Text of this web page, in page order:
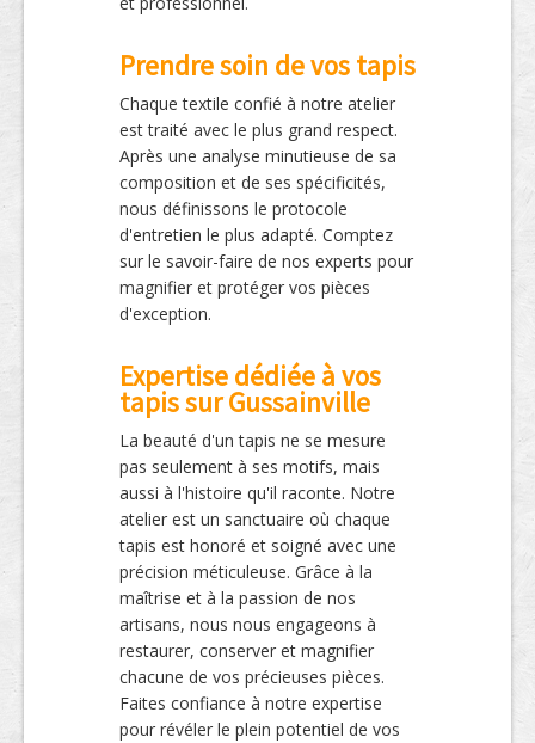
Prendre soin de vos tapis
Chaque textile confié à notre atelier
est traité avec le plus grand respect.
Après une analyse minutieuse de sa
composition et de ses spécificités,
nous définissons le protocole
d'entretien le plus adapté. Comptez
sur le savoir-faire de nos experts pour
magnifier et protéger vos pièces
d'exception.
Expertise dédiée à vos
tapis sur Gussainville
La beauté d'un tapis ne se mesure
pas seulement à ses motifs, mais
aussi à l'histoire qu'il raconte. Notre
atelier est un sanctuaire où chaque
tapis est honoré et soigné avec une
précision méticuleuse. Grâce à la
maîtrise et à la passion de nos
artisans, nous nous engageons à
restaurer, conserver et magnifier
chacune de vos précieuses pièces.
Faites confiance à notre expertise
pour révéler le plein potentiel de vos